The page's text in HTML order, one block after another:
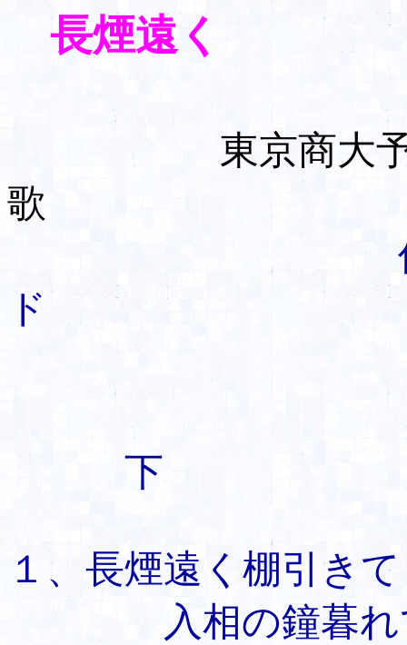
長煙遠く
東京商大
歌
伴奏：
ド
下
１、長煙遠く棚引きて
入相の鐘暮れ